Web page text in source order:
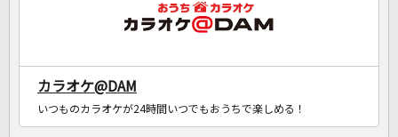
カラオケ@DAM
いつものカラオケが24時間いつでもおうちで楽しめる！